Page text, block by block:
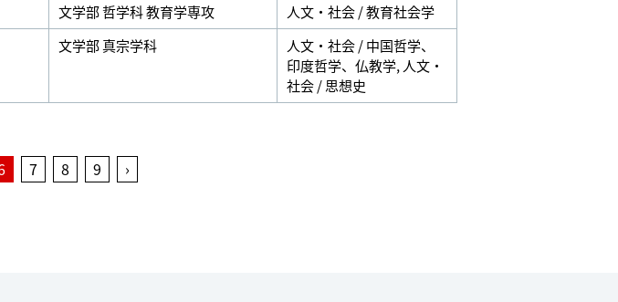
文学部 哲学科 教育学専攻
人文・社会 / 教育社会学
文学部 真宗学科
人文・社会 / 中国哲学、
印度哲学、仏教学, 人文・
社会 / 思想史
7 8 9 ›